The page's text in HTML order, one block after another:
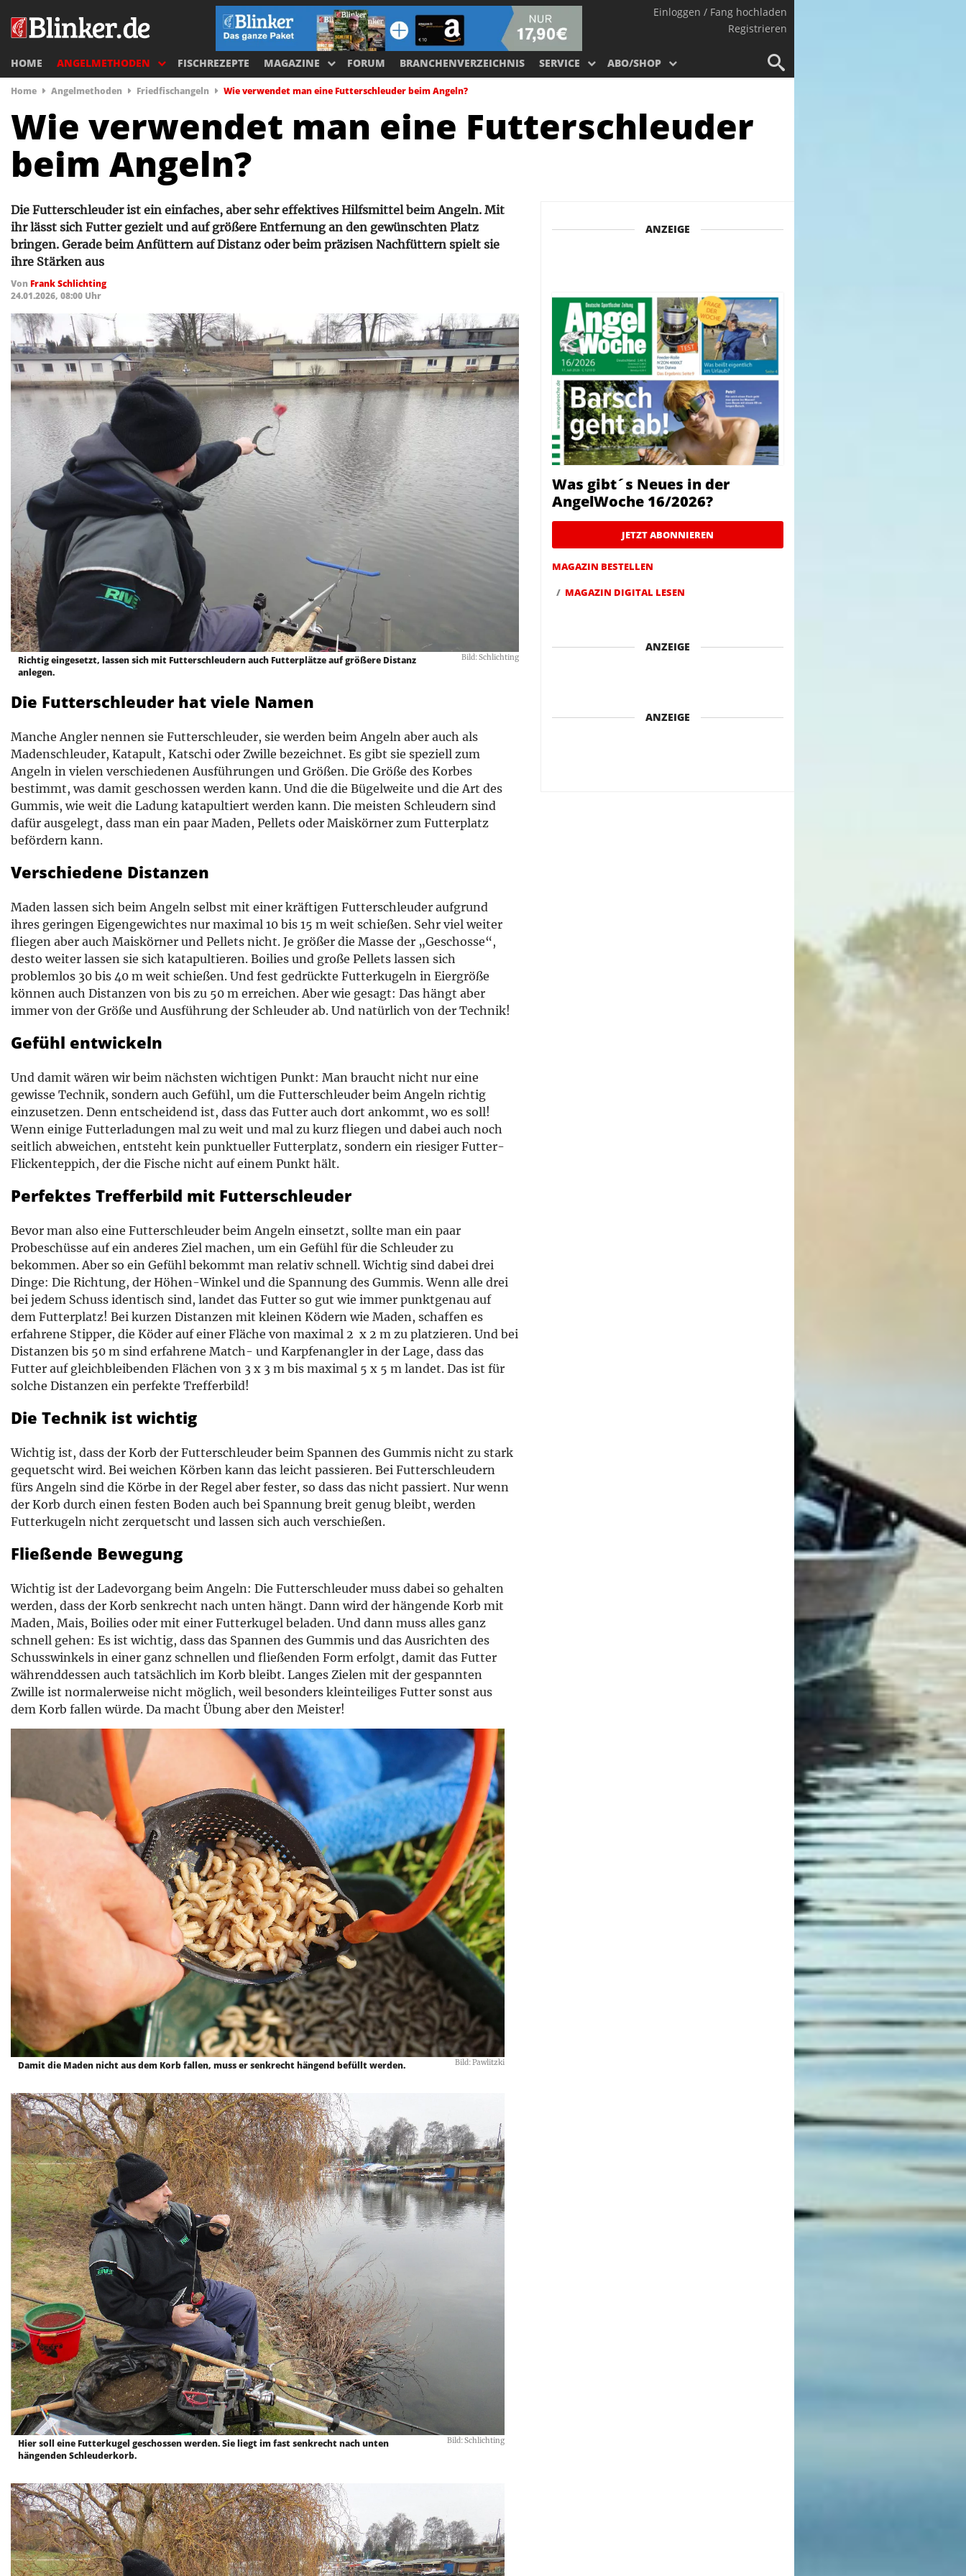
Einloggen / Fang hochladen
Registrieren
HOME ANGELMETHODEN FISCHREZEPTE MAGAZINE FORUM BRANCHENVERZEICHNIS SERVICE ABO/SHOP
Home Angelmethoden Friedfischangeln Wie verwendet man eine Futterschleuder beim Angeln?
Wie verwendet man eine Futterschleuder
beim Angeln?
Die Futterschleuder ist ein einfaches, aber sehr effektives Hilfsmittel beim Angeln. Mit
ihr lässt sich Futter gezielt und auf größere Entfernung an den gewünschten Platz
bringen. Gerade beim Anfüttern auf Distanz oder beim präzisen Nachfüttern spielt sie
ihre Stärken aus
Von Frank Schlichting
24.01.2026, 08:00 Uhr
Bild: Schlichting
Richtig eingesetzt, lassen sich mit Futterschleudern auch Futterplätze auf größere Distanz
anlegen.
Die Futterschleuder hat viele Namen
Manche Angler nennen sie Futterschleuder, sie werden beim Angeln aber auch als
Madenschleuder, Katapult, Katschi oder Zwille bezeichnet. Es gibt sie speziell zum
Angeln in vielen verschiedenen Ausführungen und Größen. Die Größe des Korbes
bestimmt, was damit geschossen werden kann. Und die die Bügelweite und die Art des
Gummis, wie weit die Ladung katapultiert werden kann. Die meisten Schleudern sind
dafür ausgelegt, dass man ein paar Maden, Pellets oder Maiskörner zum Futterplatz
befördern kann.
Verschiedene Distanzen
Maden lassen sich beim Angeln selbst mit einer kräftigen Futterschleuder aufgrund
ihres geringen Eigengewichtes nur maximal 10 bis 15 m weit schießen. Sehr viel weiter
fliegen aber auch Maiskörner und Pellets nicht. Je größer die Masse der „Geschosse“,
desto weiter lassen sie sich katapultieren. Boilies und große Pellets lassen sich
problemlos 30 bis 40 m weit schießen. Und fest gedrückte Futterkugeln in Eiergröße
können auch Distanzen von bis zu 50 m erreichen. Aber wie gesagt: Das hängt aber
immer von der Größe und Ausführung der Schleuder ab. Und natürlich von der Technik!
Gefühl entwickeln
Und damit wären wir beim nächsten wichtigen Punkt: Man braucht nicht nur eine
gewisse Technik, sondern auch Gefühl, um die Futterschleuder beim Angeln richtig
einzusetzen. Denn entscheidend ist, dass das Futter auch dort ankommt, wo es soll!
Wenn einige Futterladungen mal zu weit und mal zu kurz fliegen und dabei auch noch
seitlich abweichen, entsteht kein punktueller Futterplatz, sondern ein riesiger Futter-
Flickenteppich, der die Fische nicht auf einem Punkt hält.
Perfektes Trefferbild mit Futterschleuder
Bevor man also eine Futterschleuder beim Angeln einsetzt, sollte man ein paar
Probeschüsse auf ein anderes Ziel machen, um ein Gefühl für die Schleuder zu
bekommen. Aber so ein Gefühl bekommt man relativ schnell. Wichtig sind dabei drei
Dinge: Die Richtung, der Höhen-Winkel und die Spannung des Gummis. Wenn alle drei
bei jedem Schuss identisch sind, landet das Futter so gut wie immer punktgenau auf
dem Futterplatz! Bei kurzen Distanzen mit kleinen Ködern wie Maden, schaffen es
erfahrene Stipper, die Köder auf einer Fläche von maximal 2 x 2 m zu platzieren. Und bei
Distanzen bis 50 m sind erfahrene Match- und Karpfenangler in der Lage, dass das
Futter auf gleichbleibenden Flächen von 3 x 3 m bis maximal 5 x 5 m landet. Das ist für
solche Distanzen ein perfekte Trefferbild!
Die Technik ist wichtig
Wichtig ist, dass der Korb der Futterschleuder beim Spannen des Gummis nicht zu stark
gequetscht wird. Bei weichen Körben kann das leicht passieren. Bei Futterschleudern
fürs Angeln sind die Körbe in der Regel aber fester, so dass das nicht passiert. Nur wenn
der Korb durch einen festen Boden auch bei Spannung breit genug bleibt, werden
Futterkugeln nicht zerquetscht und lassen sich auch verschießen.
Fließende Bewegung
Wichtig ist der Ladevorgang beim Angeln: Die Futterschleuder muss dabei so gehalten
werden, dass der Korb senkrecht nach unten hängt. Dann wird der hängende Korb mit
Maden, Mais, Boilies oder mit einer Futterkugel beladen. Und dann muss alles ganz
schnell gehen: Es ist wichtig, dass das Spannen des Gummis und das Ausrichten des
Schusswinkels in einer ganz schnellen und fließenden Form erfolgt, damit das Futter
währenddessen auch tatsächlich im Korb bleibt. Langes Zielen mit der gespannten
Zwille ist normalerweise nicht möglich, weil besonders kleinteiliges Futter sonst aus
dem Korb fallen würde. Da macht Übung aber den Meister!
Bild: Pawlitzki
Damit die Maden nicht aus dem Korb fallen, muss er senkrecht hängend befüllt werden.
Bild: Schlichting
Hier soll eine Futterkugel geschossen werden. Sie liegt im fast senkrecht nach unten
hängenden Schleuderkorb.
ANZEIGE
Was gibt´s Neues in der
AngelWoche 16/2026?
JETZT ABONNIEREN
MAGAZIN BESTELLEN
MAGAZIN DIGITAL LESEN
ANZEIGE
ANZEIGE